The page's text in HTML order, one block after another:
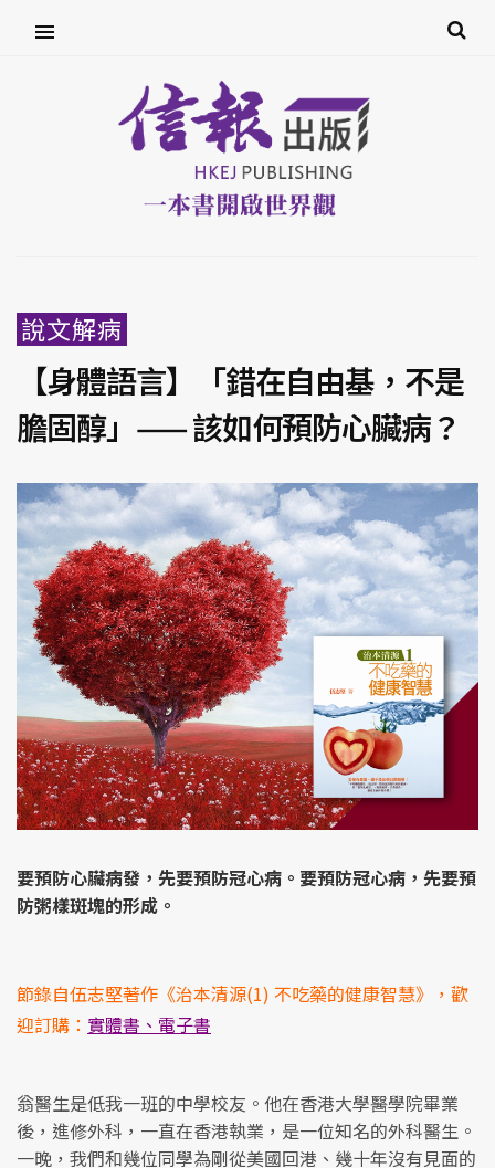
說文解病
【身體語言】「錯在自由基，不是
膽固醇」—— 該如何預防心臟病？
要預防心臟病發，先要預防冠心病。要預防冠心病，先要預
防粥樣斑塊的形成。
節錄自伍志堅著作《治本清源(1) 不吃藥的健康智慧》，歡
迎訂購： 實體書、電子書
翁醫生是低我一班的中學校友。他在香港大學醫學院畢業
後，進修外科，一直在香港執業，是一位知名的外科醫生。
一晚，我們和幾位同學為剛從美國回港、幾十年沒有見面的